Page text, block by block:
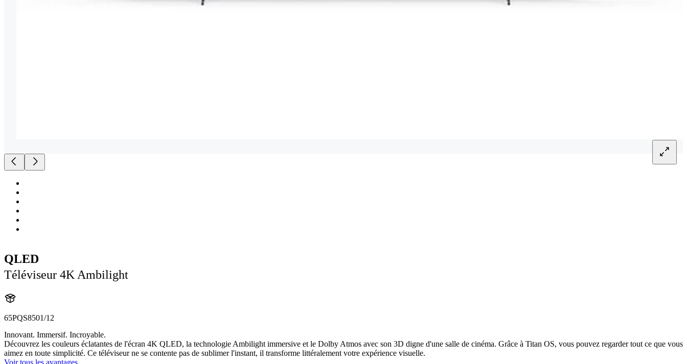
QLED
Téléviseur 4K Ambilight
65PQS8501/12
Innovant. Immersif. Incroyable.
Découvrez les couleurs éclatantes de l'écran 4K QLED, la technologie Ambilight immersive et le Dolby Atmos avec son 3D digne d'une salle de cinéma. Grâce à Titan OS, vous pouvez regarder tout ce que vous
aimez en toute simplicité. Ce téléviseur ne se contente pas de sublimer l'instant, il transforme littéralement votre expérience visuelle.